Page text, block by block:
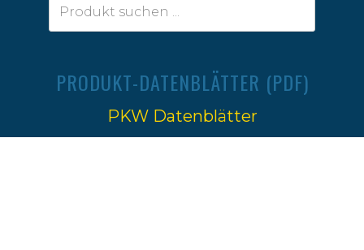
PRODUKT-DATENBLÄTTER (PDF)
PKW Datenblätter